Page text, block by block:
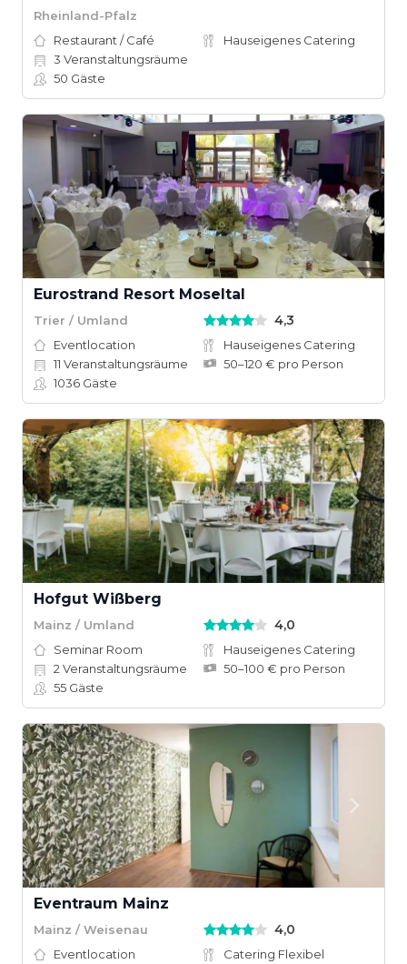
Rheinland-Pfalz
Restaurant / Café
Hauseigenes Catering
3 Veranstaltungsräume
50 Gäste
Eurostrand Resort Moseltal
Trier / Umland 4,3
Eventlocation
Hauseigenes Catering
11 Veranstaltungsräume
50–120 € pro Person
1036 Gäste
Hofgut Wißberg
Mainz / Umland 4,0
Seminar Room
Hauseigenes Catering
2 Veranstaltungsräume
50–100 € pro Person
55 Gäste
Eventraum Mainz
Mainz / Weisenau 4,0
Eventlocation
Catering Flexibel